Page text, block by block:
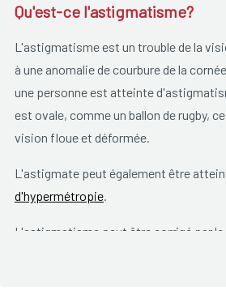
Qu'est-ce l'astigmatisme?
L'astigmatisme est un trouble de la
à une anomalie de courbure de la
une personne est atteinte
est ovale, comme un ballon de rugby,
vision floue et déformée.
L'astigmate peut également être
d'hypermétropie.
L'astigmatisme peut être corrigé par